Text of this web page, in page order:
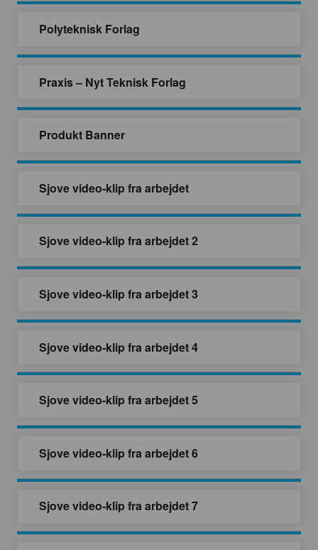
Polyteknisk Forlag
Praxis – Nyt Teknisk Forlag
Produkt Banner
Sjove video-klip fra arbejdet
Sjove video-klip fra arbejdet 2
Sjove video-klip fra arbejdet 3
Sjove video-klip fra arbejdet 4
Sjove video-klip fra arbejdet 5
Sjove video-klip fra arbejdet 6
Sjove video-klip fra arbejdet 7